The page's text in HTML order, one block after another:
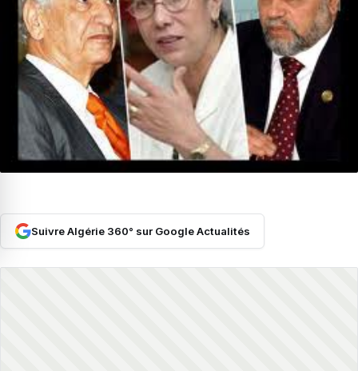
Suivre Algérie 360° sur Google Actualités